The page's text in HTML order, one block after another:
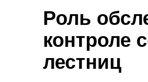
Роль
контроле
лестниц